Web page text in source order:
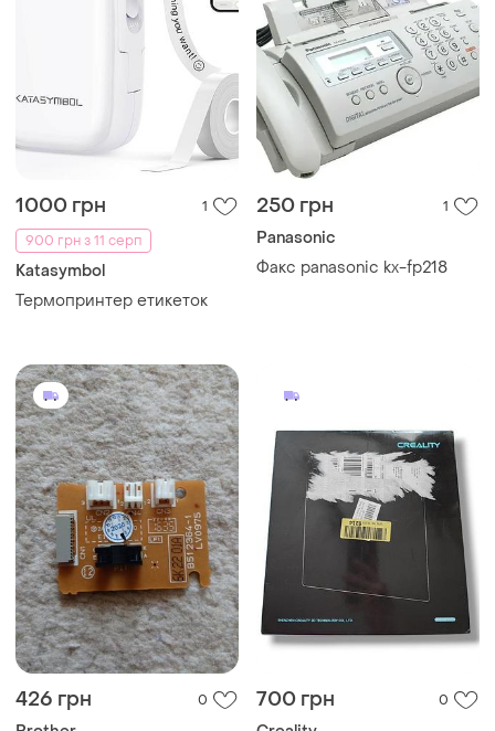
1000 грн
1
900 грн з 11 серп
Katasymbol
Термопринтер етикеток
250 грн 1
Panasonic
Факс panasonic kx-fp218
426 грн 0 700 грн 0